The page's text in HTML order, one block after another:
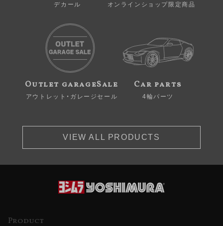
デカール オンラインショップ限定商品
Outlet garageSale
アウトレット・ガレージセール
Car parts
4輪パーツ
VIEW ALL PRODUCTS
Product